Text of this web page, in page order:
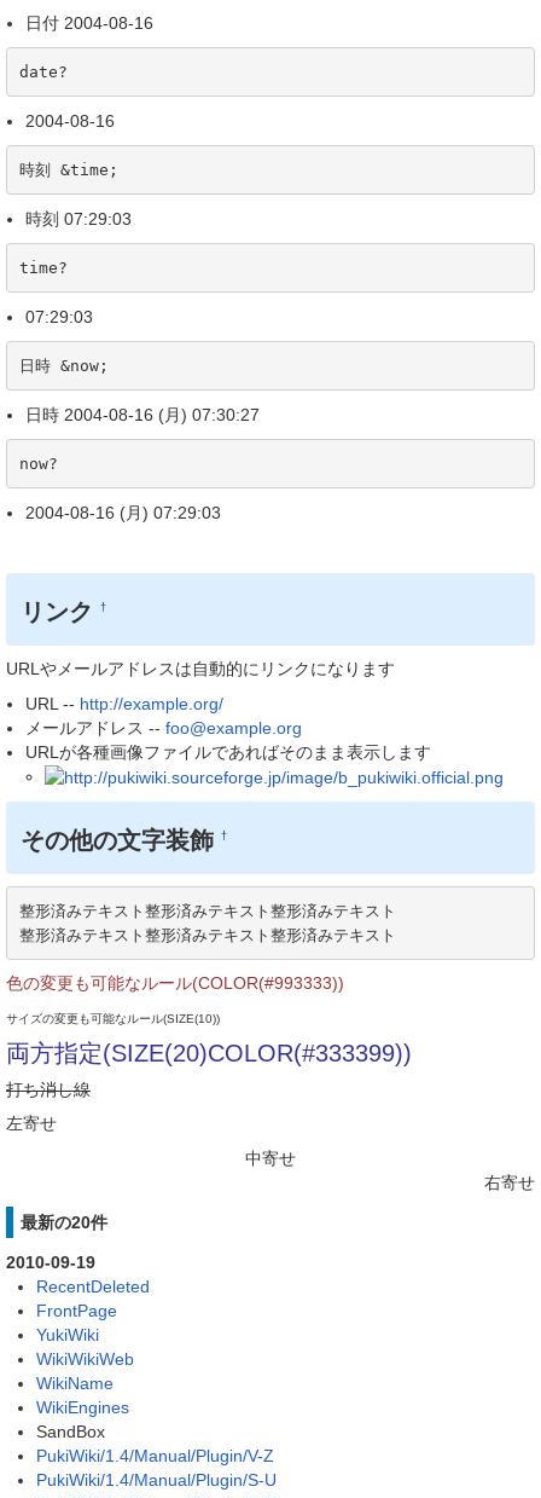
日付 2004-08-16
date?
2004-08-16
時刻 &time;
時刻 07:29:03
time?
07:29:03
日時 &now;
日時 2004-08-16 (月) 07:30:27
now?
2004-08-16 (月) 07:29:03
リンク †
URLやメールアドレスは自動的にリンクになります
URL -- http://example.org/
メールアドレス -- foo@example.org
URLが各種画像ファイルであればそのまま表示します
その他の文字装飾 †
整形済みテキスト整形済みテキスト整形済みテキスト
整形済みテキスト整形済みテキスト整形済みテキスト
色の変更も可能なルール(COLOR(#993333))
サイズの変更も可能なルール(SIZE(10))
両方指定(SIZE(20)COLOR(#333399))
打ち消し線
左寄せ
中寄せ
右寄せ
最新の20件
2010-09-19
RecentDeleted
FrontPage
YukiWiki
WikiWikiWeb
WikiName
WikiEngines
SandBox
PukiWiki/1.4/Manual/Plugin/V-Z
PukiWiki/1.4/Manual/Plugin/S-U